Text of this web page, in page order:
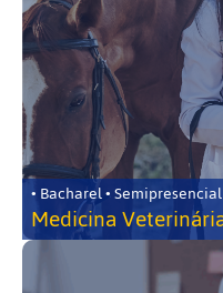
• Bacharel • Semipresencial
Medicina